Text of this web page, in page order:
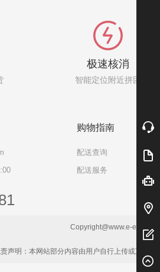
极速核消
智能定位附近拼团
购物指南
配送查询
配送服务
Copyright@www.e-
声明：本网站部分内容由用户自行上传或互联